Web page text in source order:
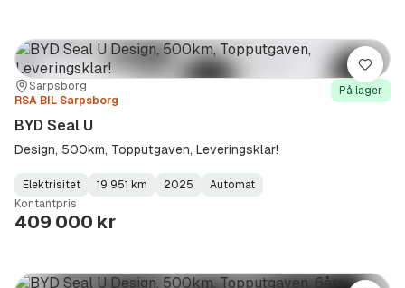
Sted:
Sarpsborg
Forhandler:
RSA BIL Sarpsborg
På lager
BYD Seal U
Design, 500km, Topputgaven, Leveringsklar!
Fuel
Type:
Elektrisitet
Kilometerstand:
19 951 km
Model
Year:
2025
Gearbox
Type:
Automat
Kontantpris
409 000 kr
Lagre